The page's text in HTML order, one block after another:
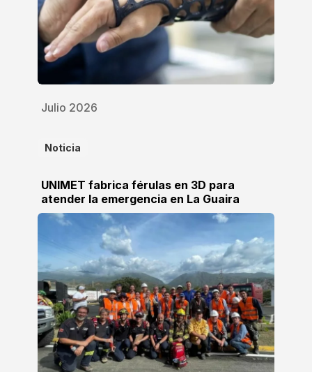
Julio 2026
Noticia
UNIMET fabrica férulas en 3D para
atender la emergencia en La Guaira